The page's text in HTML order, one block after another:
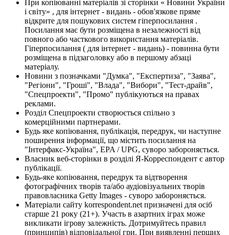
При копіюванні матеріалів зі сторінки « Новини України
і світу» , для інтернет - видань - обов'язкове пряме
відкрите для пошукових систем гіперпосилання .
Посилання має бути розміщена в незалежності від
повного або часткового використання матеріалів.
Гіперпосилання ( для інтернет - видань) - повинна бути
розміщена в підзаголовку або в першому абзаці
матеріалу.
Новини з позначками "Думка", "Експертиза", "Заява",
"Регіони", "Гроші", "Влада", "Вибори", "Тест-драйв",
"Спецпроекти", "Промо" публікуються на правах
реклами.
Розділ Спецпроекти створюється спільно з
комерційними партнерами.
Будь яке копіювання, публікація, передрук, чи наступне
поширення інформації, що містить посилання на
"Інтерфакс-Україна", EPA / UPG, суворо забороняється.
Власник веб-сторінки в розділі Я-Корреспондент є автор
публікації.
Будь-яке копіювання, передрук та відтворення
фотографічних творів та/або аудіовізуальних творів
правовласника Getty Images - суворо забороняється.
Матеріали сайту korrespondent.net призначені для осіб
старше 21 року (21+). Участь в азартних іграх може
викликати ігрову залежність. Дотримуйтесь правил
(принципів) відповідальної гри. При виявленні перших